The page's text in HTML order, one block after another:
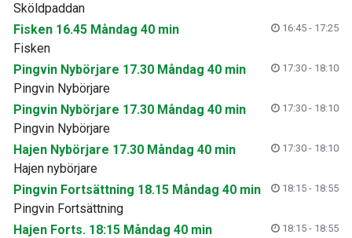
Sköldpaddan
Fisken 16.45 Måndag 40 min
16:45 - 17:25
Fisken
Pingvin Nybörjare 17.30 Måndag 40 min
17:30 - 18:10
Pingvin Nybörjare
Pingvin Nybörjare 17.30 Måndag 40 min
17:30 - 18:10
Pingvin Nybörjare
Hajen Nybörjare 17.30 Måndag 40 min
17:30 - 18:10
Hajen nybörjare
Pingvin Fortsättning 18.15 Måndag 40 min
18:15 - 18:55
Pingvin Fortsättning
Hajen Forts. 18:15 Måndag 40 min
18:15 - 18:55